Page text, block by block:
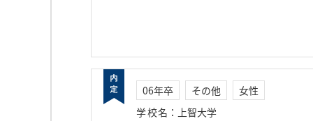
06年卒 その他
女性
学校名 ： 上智大学